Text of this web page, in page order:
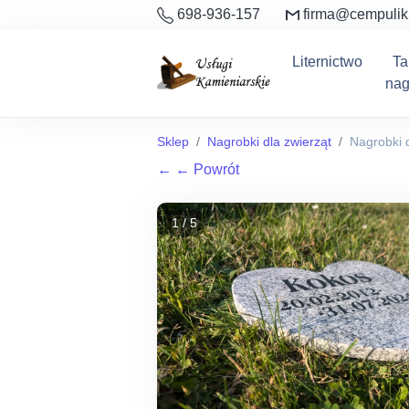
698-936-157
Liternictwo
Sklep Nagrobki dla zwierząt Nagrobki
← ← Powrót
1 / 5